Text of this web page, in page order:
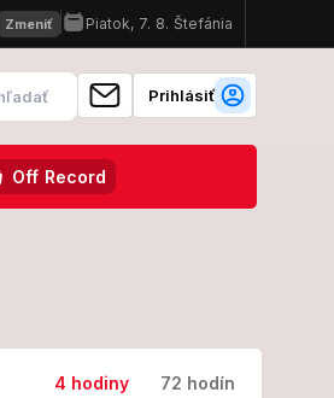
FOTO Pozrite, v čom sa ukázal Karol III.:
Prihlásiť
Off Record
4 hodiny 72 hodín